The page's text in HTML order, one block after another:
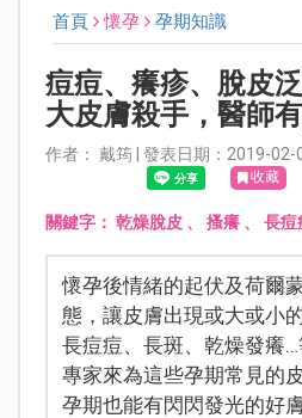
首頁 懷孕 孕期知識
痘痘、癢疹、脫皮
大皮膚殺手，醫師
作者： 戴筠 | 發表日期：2019-02-
收藏
關鍵字： 乾燥脫皮、 搔癢、 長痘
懷孕後情緒的起伏及荷爾
態，讓皮膚出現或大或小
長痘痘、長斑、乾燥發癢
專家來為這些孕期常見的
孕期也能有閃閃發光的好